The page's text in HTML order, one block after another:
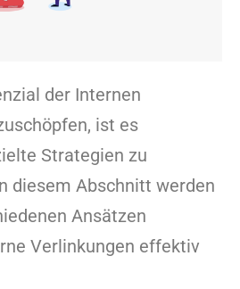
der Internen
ist es
Strategien zu
diesem Abschnitt werden
Ansätzen
Verlinkungen effektiv